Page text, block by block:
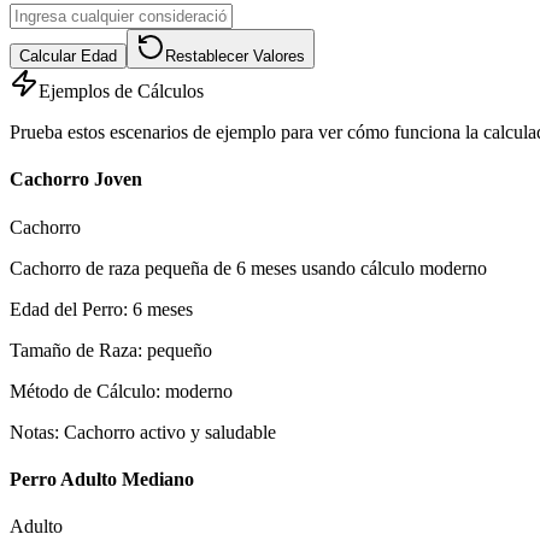
Calcular Edad Restablecer Valores
Ejemplos de Cálculos
Prueba estos escenarios de ejemplo para ver cómo funciona la
Cachorro Joven
Cachorro
Cachorro de raza pequeña de 6 meses usando cálculo moderno
Edad del Perro: 6 meses
Tamaño de Raza: pequeño
Método de Cálculo: moderno
Notas: Cachorro activo y saludable
Perro Adulto Mediano
Adulto